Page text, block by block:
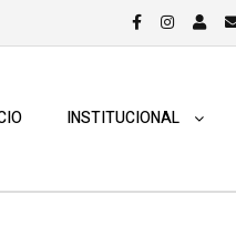
INSTITUCIONAL